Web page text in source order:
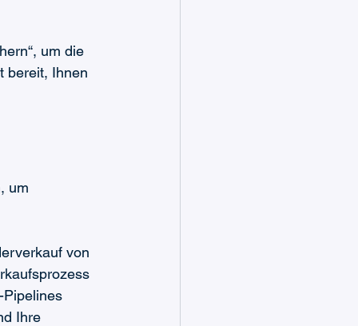
um die
bereit, Ihnen
um
von
Pipelines
Ihre